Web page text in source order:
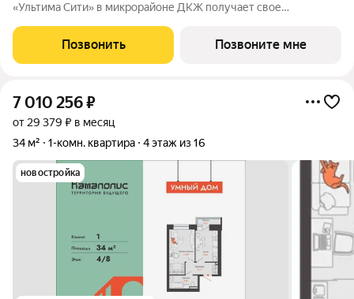
«Ультима Сити» в микрорайоне ДКЖ получает свое
воплощает в себе современные стандарты городского жилья,
сочетая технологичность, эстетику и
Позвонить Позвоните мне
7 010 256₽
от 29 379 ₽ в месяц
34 м²
1-комн. квартира 4 этаж из 16
новостройка